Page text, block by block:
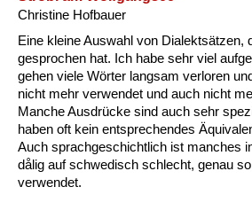
Christine Hofbauer
Eine kleine Auswahl von Dialektsätzen,
gesprochen hat. Ich habe sehr viel
gehen viele Wörter langsam verloren
nicht mehr verwendet und auch nicht
Manche Ausdrücke sind auch sehr
haben oft kein entsprechendes
Auch sprachgeschichtlich ist manches
dålig auf schwedisch schlecht, genau
verwendet.